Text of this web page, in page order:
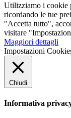
Utilizziamo i cookie
ricordando le tue
"Accetta tutto",
visitare
Maggiori dettagli
Impostazioni
Chiudi
Informativa